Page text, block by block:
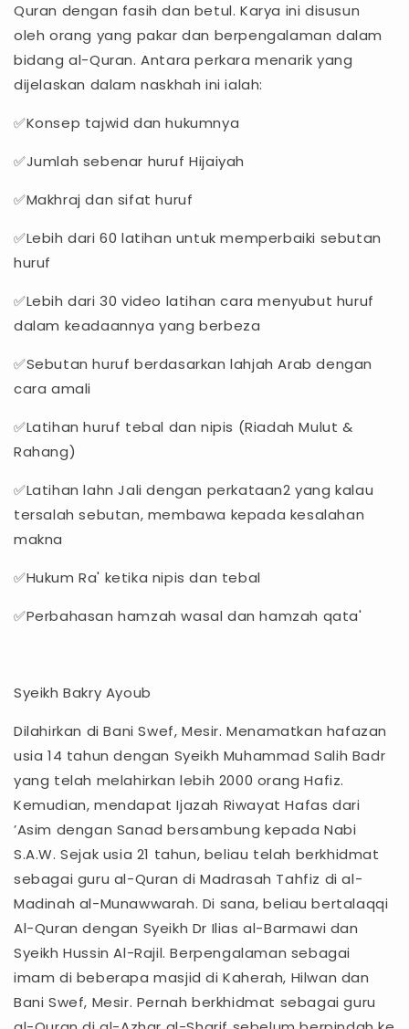
Quran dengan fasih dan betul. Karya ini disusun
oleh orang yang pakar dan berpengalaman dalam
bidang al-Quran. Antara perkara menarik yang
dijelaskan dalam naskhah ini ialah:
✅Konsep tajwid dan hukumnya
✅Jumlah sebenar huruf Hijaiyah
✅Makhraj dan sifat huruf
✅Lebih dari 60 latihan untuk memperbaiki sebutan
huruf
✅Lebih dari 30 video latihan cara menyubut huruf
dalam keadaannya yang berbeza
✅Sebutan huruf berdasarkan lahjah Arab dengan
cara amali
✅Latihan huruf tebal dan nipis (Riadah Mulut &
Rahang)
✅Latihan lahn Jali dengan perkataan2 yang kalau
tersalah sebutan, membawa kepada kesalahan
makna
✅Hukum Ra' ketika nipis dan tebal
✅Perbahasan hamzah wasal dan hamzah qata'
Syeikh Bakry Ayoub
Dilahirkan di Bani Swef, Mesir. Menamatkan hafazan
usia 14 tahun dengan Syeikh Muhammad Salih Badr
yang telah melahirkan lebih 2000 orang Hafiz.
Kemudian, mendapat Ijazah Riwayat Hafas dari
’Asim dengan Sanad bersambung kepada Nabi
S.A.W. Sejak usia 21 tahun, beliau telah berkhidmat
sebagai guru al-Quran di Madrasah Tahfiz di al-
Madinah al-Munawwarah. Di sana, beliau bertalaqqi
Al-Quran dengan Syeikh Dr Ilias al-Barmawi dan
Syeikh Hussin Al-Rajil. Berpengalaman sebagai
imam di beberapa masjid di Kaherah, Hilwan dan
Bani Swef, Mesir. Pernah berkhidmat sebagai guru